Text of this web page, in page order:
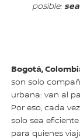
posible:
Bogotá,
son solo
urbana: van al
Por eso, cada
solo sea
para quienes